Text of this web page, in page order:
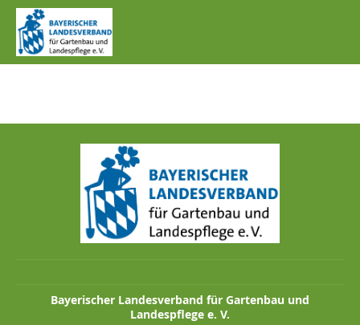
IMG_0434.JPG
Bayerischer Landesverband für Gartenbau und
Landespflege e. V.